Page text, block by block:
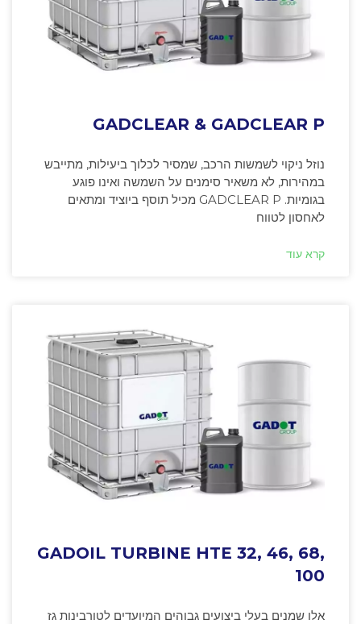
GADCLEAR & GADCLEAR P
נוזל ניקוי לשמשות הרכב, שמסיר לכלוך ביעילות, מתייבש
במהירות, לא משאיר סימנים על השמשה ואינו פוגע
בגומיות. GADCLEAR P מכיל תוסף ביוציד ומתאים
לאחסון לטווח
קרא עוד
GADOIL TURBINE HTE 32, 46, 68,
100
אלו שמנים בעלי ביצועים גבוהים המיועדים לטורבינות גז